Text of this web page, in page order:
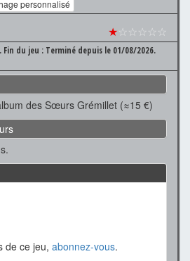
personnalisé
★☆☆☆☆☆
Fin du jeu : Terminé depuis le 01/08/2026.
des Sœurs Grémillet (≈15 €)
de ce jeu, abonnez-vous.